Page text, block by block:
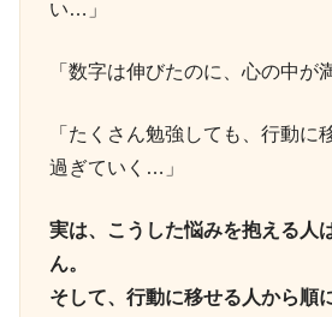
い…」
「数字は伸びたのに、心の中が
「たくさん勉強しても、行動に
過ぎていく…」
実は、こうした悩みを抱える人
ん。
そして、行動に移せる人から順